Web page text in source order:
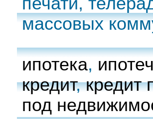
массовых
ипотека,
кредит,кредит
под